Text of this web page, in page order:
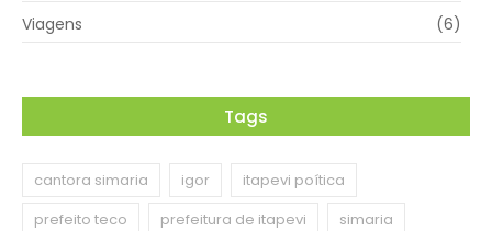
Viagens
(6)
Tags
cantora simaria igor
itapevi poítica
prefeito teco
prefeitura de itapevi
simaria